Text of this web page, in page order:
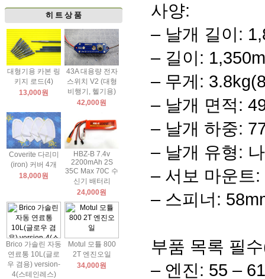
히 트 상 품
대형기용 카본 링
키지 로드(4)
13,000원
43A 대용량 전자
스위치 V2 (대형
비행기, 헬기용)
42,000원
Coverite 다리미
(iron) 커버 4개
18,000원
HBZ-B 7.4v
2200mAh 2S
35C Max 70C 수
신기 배터리
24,000원
Brico 가솔린 자동
연료통 10L(글로
우 겸용) version-
4(스테인레스)
Motul 모튤 800
2T 엔진오일
34,000원
사양:
– 날개 길이:
– 길이:
– 무게:
– 날개 면적:
– 날개 하중:
– 날개 유형:
– 서보 마운트
– 스피너:
부품 목록 필
– 엔진: 55 –